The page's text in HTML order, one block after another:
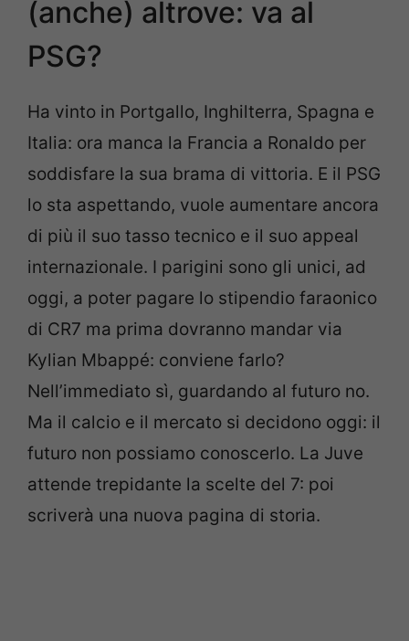
(anche) altrove: va al
PSG?
Ha vinto in Portgallo, Inghilterra, Spagna e
Italia: ora manca la Francia a Ronaldo per
soddisfare la sua brama di vittoria. E il PSG
lo sta aspettando, vuole aumentare ancora
di più il suo tasso tecnico e il suo appeal
internazionale. I parigini sono gli unici, ad
oggi, a poter pagare lo stipendio faraonico
di CR7 ma prima dovranno mandar via
Kylian Mbappé: conviene farlo?
Nell’immediato sì, guardando al futuro no.
Ma il calcio e il mercato si decidono oggi: il
futuro non possiamo conoscerlo. La Juve
attende trepidante la scelte del 7: poi
scriverà una nuova pagina di storia.